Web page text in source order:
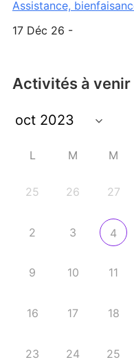
Assistance,
17 Déc 26 -
Activités à venir
L M M
25 26 27
2 3 4
9 10 11
16 17 18
23 24 25